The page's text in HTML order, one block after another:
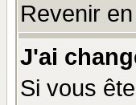
Revenir
J'ai
Si vous